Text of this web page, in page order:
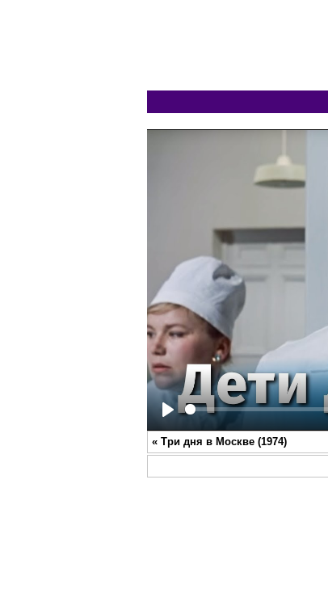
Play
« Три дня в Москве (1974)